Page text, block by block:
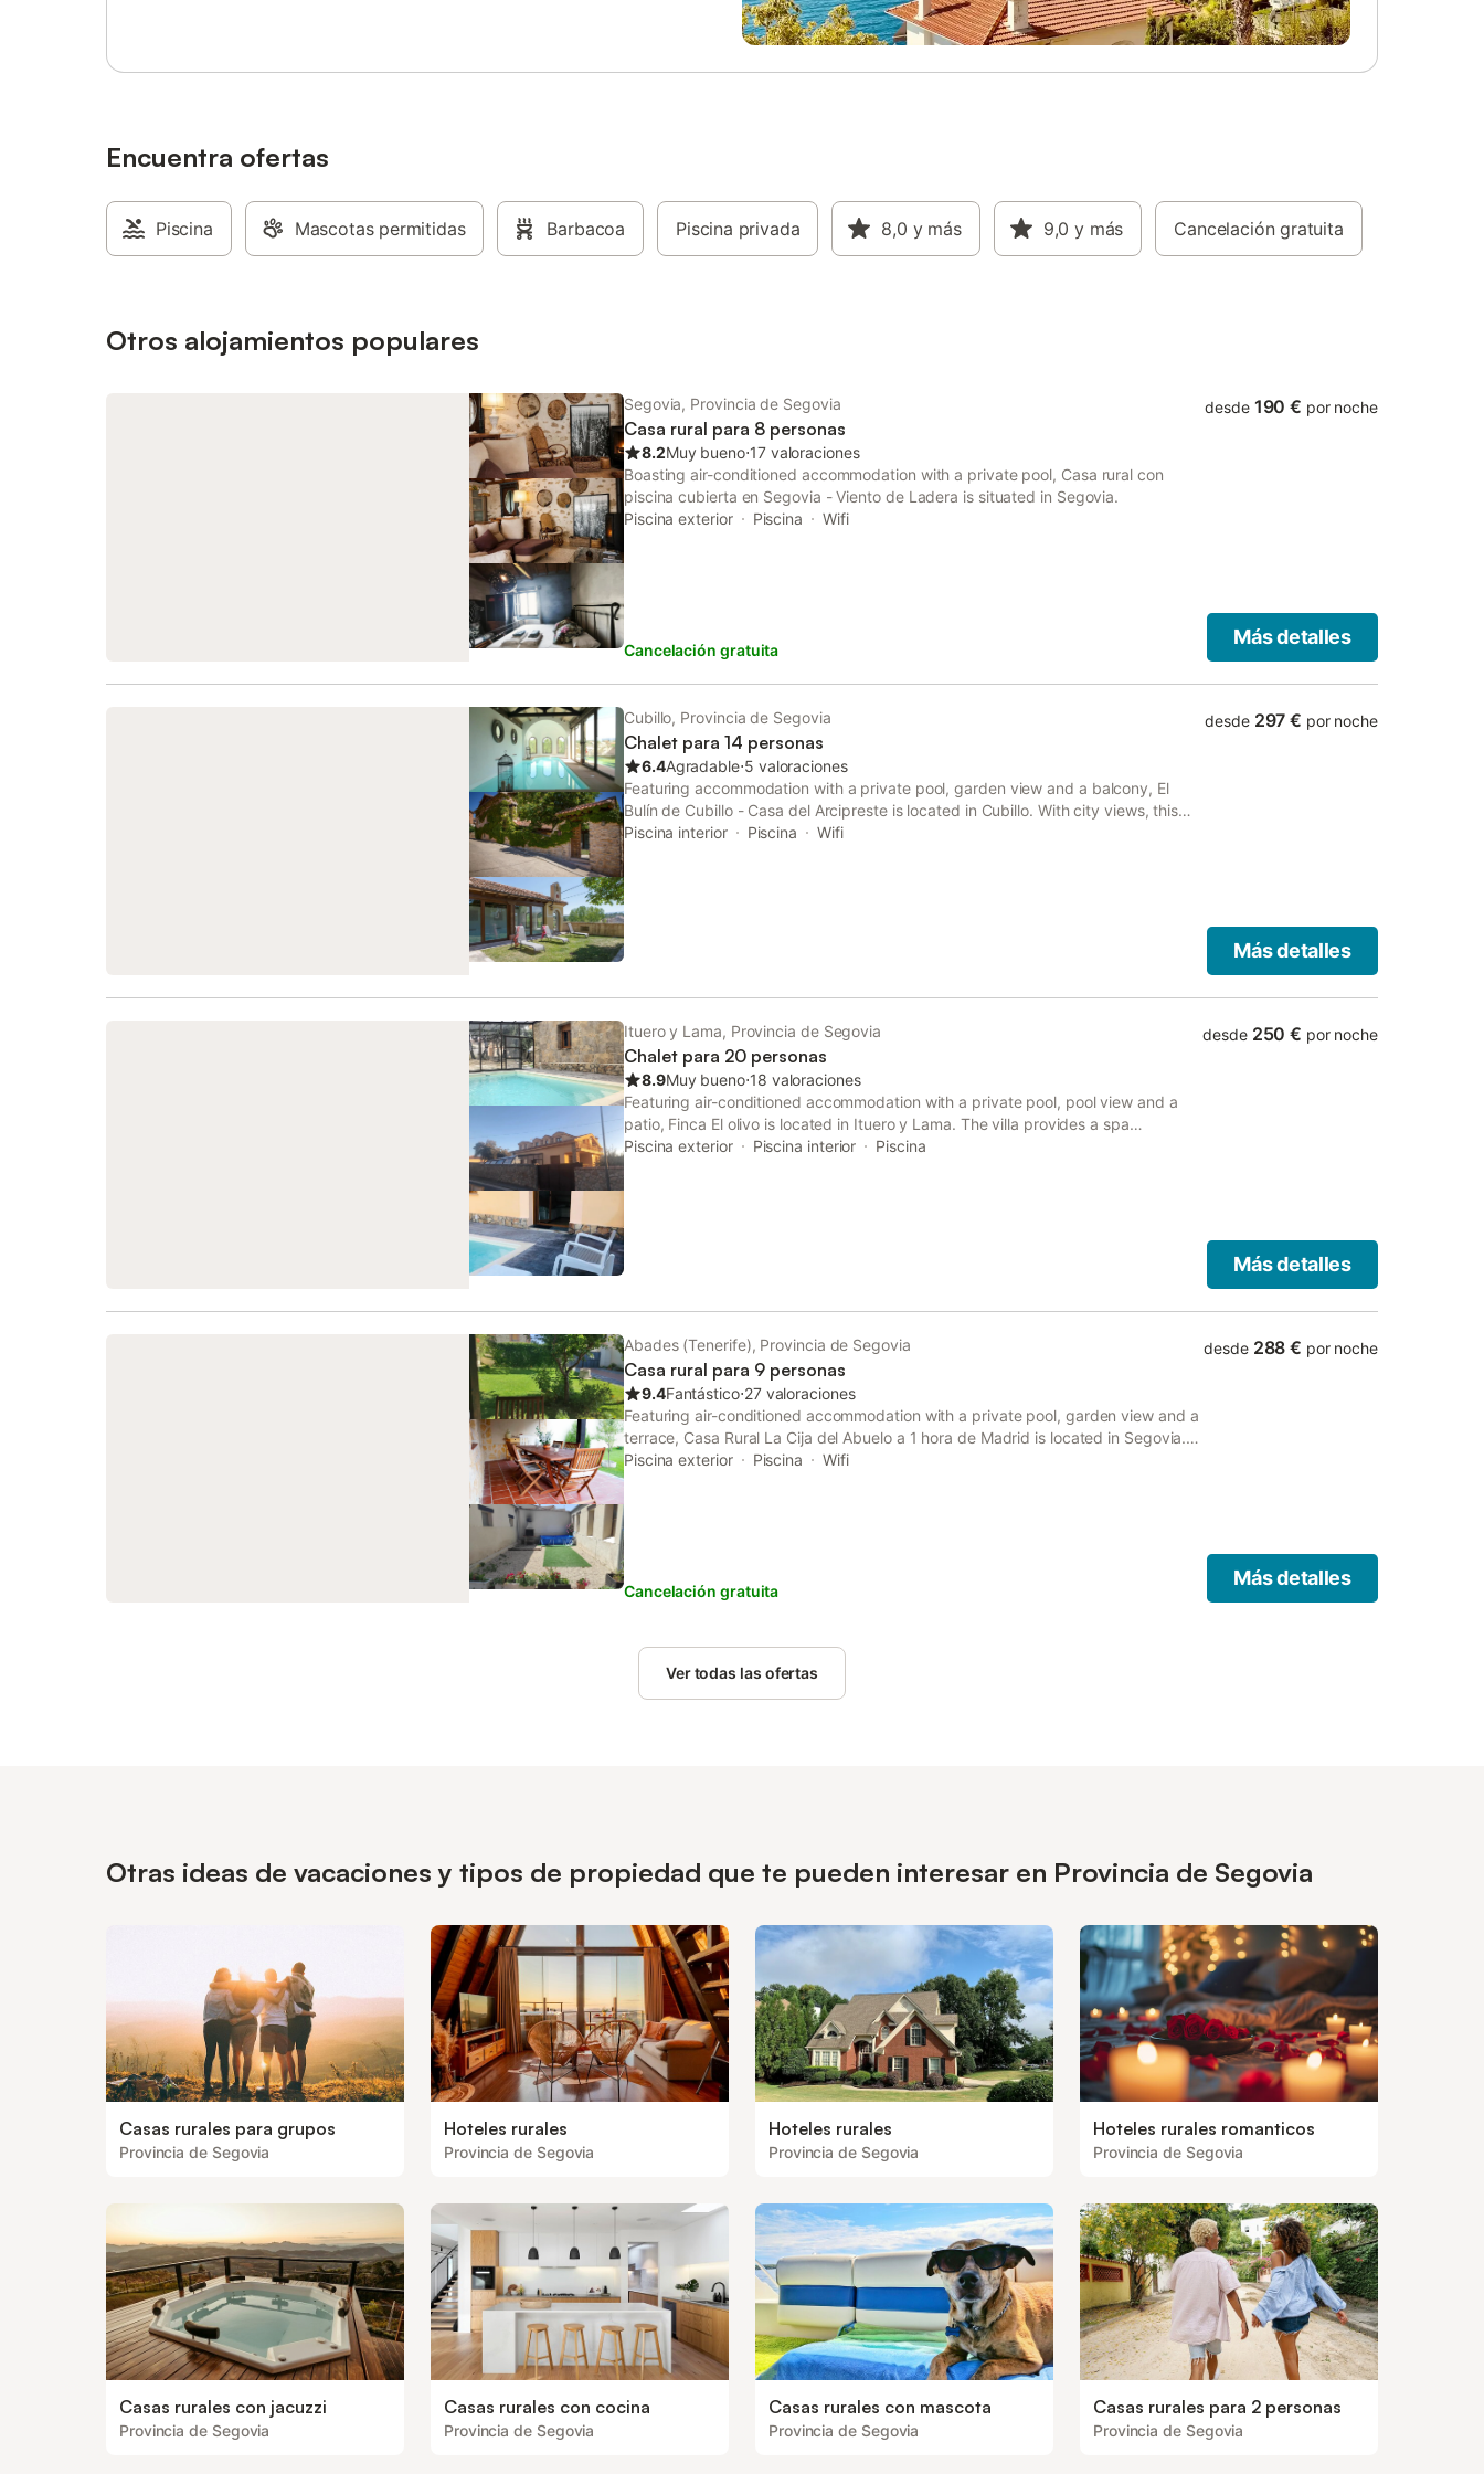
propiedad y hay aparcamiento gratuito
Encuentra ofertas
Piscina Mascotas permitidas Barbacoa Piscina privada 8,0 y más 9,0 y más Cancelación gratuita
Otros alojamientos populares
Segovia, Provincia de Segovia
Casa rural para 8 personas
8.2Muy bueno⋅17 valoraciones
Boasting air-conditioned accommodation with a private pool, Casa rural con
piscina cubierta en Segovia - Viento de Ladera is situated in Segovia.
Piscina exterior
Piscina Wifi
Cancelación gratuita
desde 190 € por noche
Más detalles
Cubillo, Provincia de Segovia
Chalet para 14 personas
6.4Agradable⋅5 valoraciones
Featuring accommodation with a private pool, garden view and a balcony, El
Bulín de Cubillo - Casa del Arcipreste is located in Cubillo. With city views, this
accommodation provides a patio.
Piscina interior Piscina Wifi
desde 297 € por noche
Más detalles
Ituero y Lama, Provincia de Segovia
Chalet para 20 personas
8.9Muy bueno⋅18 valoraciones
Featuring air-conditioned accommodation with a private pool, pool view and a
patio, Finca El olivo is located in Ituero y Lama. The villa provides a spa
experience, with its hot tub, indoor pool and open-air bath.
Piscina exterior Piscina interior Piscina
desde 250 € por noche
Más detalles
Abades (Tenerife), Provincia de Segovia
Casa rural para 9 personas
9.4Fantástico⋅27 valoraciones
Featuring air-conditioned accommodation with a private pool, garden view and a
terrace, Casa Rural La Cija del Abuelo a 1 hora de Madrid is located in Segovia.
Free WiFi is featured throughout the property and private parking is available on
Piscina exterior Piscina Wifi
Cancelación gratuita
desde 288 € por noche
Más detalles
Ver todas las ofertas
Otras ideas de vacaciones y tipos de propiedad que te pueden interesar en Provincia de Segovia
Casas rurales para grupos
Provincia de Segovia
Hoteles rurales
Provincia de Segovia
Hoteles rurales
Provincia de Segovia
Hoteles rurales romanticos
Provincia de Segovia
Casas rurales con jacuzzi
Provincia de Segovia
Casas rurales con cocina
Provincia de Segovia
Casas rurales con mascota
Provincia de Segovia
Casas rurales para 2 personas
Provincia de Segovia